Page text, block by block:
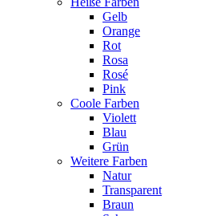
Gelb
Orange
Rot
Rosa
Rosé
Pink
Coole Farben
Violett
Blau
Grün
Weitere Farben
Natur
Transparent
Braun